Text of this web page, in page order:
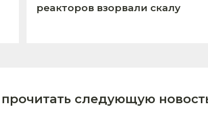
реакторов взорвали скалу
следующую